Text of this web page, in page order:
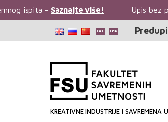
ispita -Saznajte više! Upis bez
KREATIVNE INDUSTRIJE I SAVREMENA